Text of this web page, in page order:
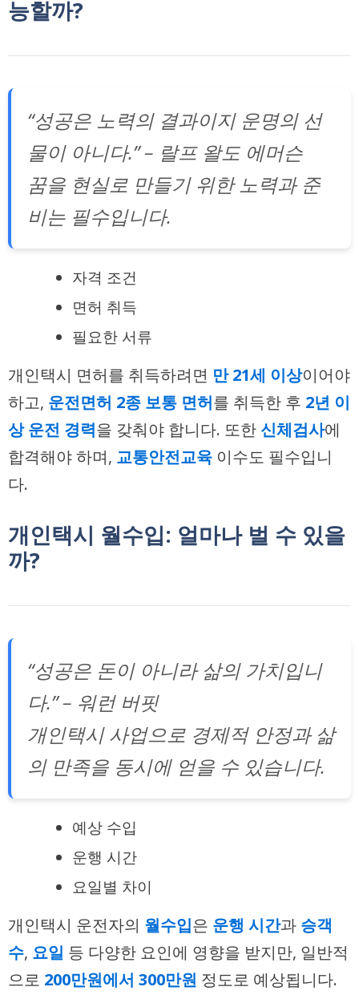
능할까?
“성공은 노력의 결과이지 운명의 선
물이 아니다.” – 랄프 왈도 에머슨
꿈을 현실로 만들기 위한 노력과 준
비는 필수입니다.
자격 조건
면허 취득
필요한 서류
개인택시 면허를 취득하려면 만 21세 이상이어야
하고, 운전면허 2종 보통 면허를 취득한 후 2년 이
상 운전 경력을 갖춰야 합니다. 또한 신체검사에
합격해야 하며, 교통안전교육 이수도 필수입니
다.
개인택시 월수입: 얼마나 벌 수 있을
까?
“성공은 돈이 아니라 삶의 가치입니
다.” – 워런 버핏
개인택시 사업으로 경제적 안정과 삶
의 만족을 동시에 얻을 수 있습니다.
예상 수입
운행 시간
요일별 차이
개인택시 운전자의 월수입은 운행 시간과 승객
수, 요일 등 다양한 요인에 영향을 받지만, 일반적
으로 200만원에서 300만원 정도로 예상됩니다.